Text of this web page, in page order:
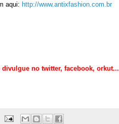
aqui: http://www.antixfashion.com.br
no twitter, facebook, orkut...